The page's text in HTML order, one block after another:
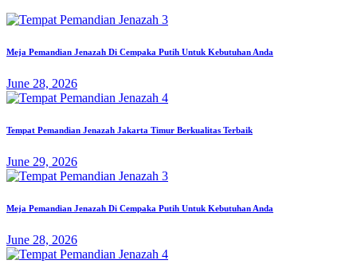
Meja Pemandian Jenazah Di Cempaka Putih Untuk Kebutuhan Anda
June 28, 2026
Tempat Pemandian Jenazah Jakarta Timur Berkualitas Terbaik
June 29, 2026
Meja Pemandian Jenazah Di Cempaka Putih Untuk Kebutuhan Anda
June 28, 2026